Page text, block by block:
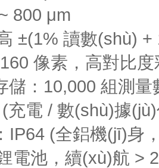
800 μm
±(1% 讀數(shù) +
像素，高對比
儲：10,000 組測量
充電 / 數(shù)據
(全鋁機(jī)身，
電池，續(xù)航 >